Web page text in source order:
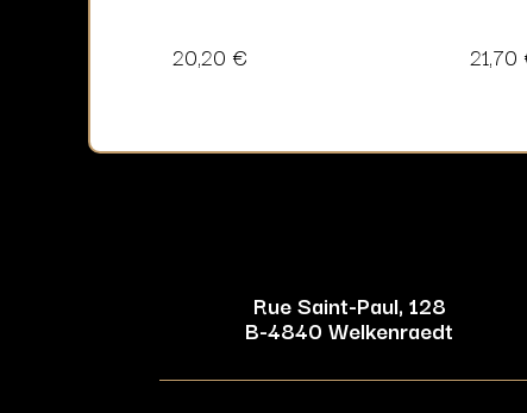
20,20 € 21,70
Rue Saint-Paul, 128
B-4840 Welkenraedt